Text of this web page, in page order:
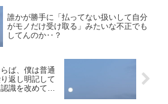
誰かが勝手に「払ってない扱いして自分
がモノだけ受け取る」みたいな不正でも
してんのか‥？
ば、僕は普通
返し明記して
識を改めてく